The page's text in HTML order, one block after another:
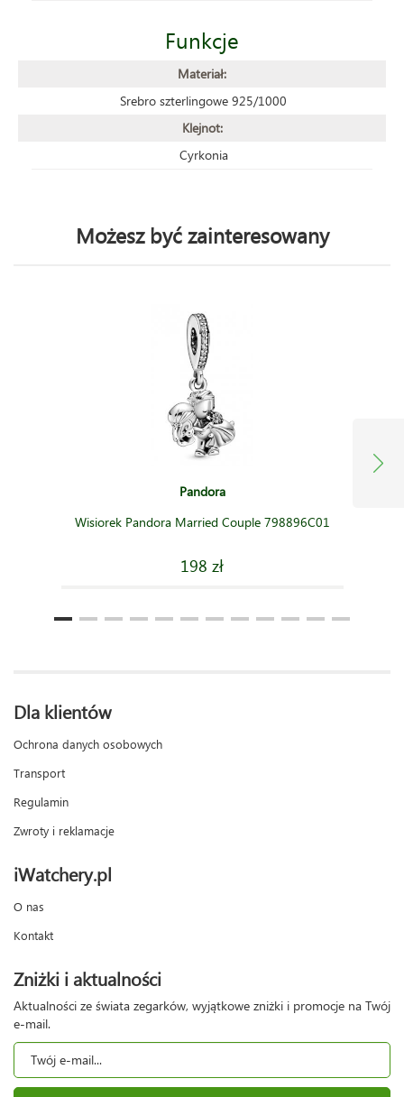
Funkcje
Materiał:
Srebro szterlingowe 925/1000
Klejnot:
Cyrkonia
Możesz być zainteresowany
Pandora
Wisiorek Pandora Married Couple 798896C01
198 zł
Dla klientów
Ochrona danych osobowych
Transport
Regulamin
Zwroty i reklamacje
iWatchery.pl
O nas
Kontakt
Zniżki i aktualności
Aktualności ze świata zegarków, wyjątkowe zniżki i promocje na Twój
e-mail.